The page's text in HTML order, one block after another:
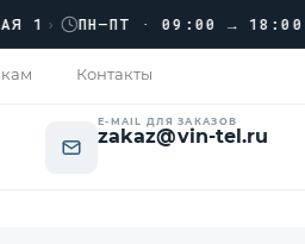
ПН–ПТ · 09:00 → 18:00
Контакты
E-MAIL ДЛЯ ЗАКАЗОВ
zakaz@vin-tel.ru